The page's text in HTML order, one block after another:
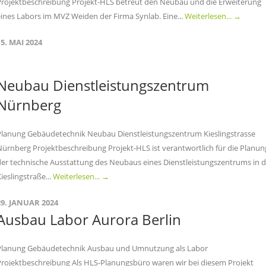
Labors im MVZ Weiden der Firma Synlab. Eine...Weiterlesen... →
MAI 2024
Dienstleistungszentrum
Gebäudetechnik Neubau Dienstleistungszentrum Kieslingstrasse
Projektbeschreibung Projekt-HLS ist verantwortlich für die
technische Ausstattung des Neubaus eines Dienstleistungszentrums in
Weiterlesen... →
JANUAR 2024
Labor Aurora Berlin
Gebäudetechnik Ausbau und Umnutzung als Labor
Als HLS-Planungsbüro waren wir bei diesem Projekt